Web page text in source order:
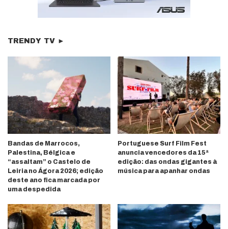
TRENDY TV ►
Bandas de Marrocos,
Palestina, Bélgica e
“assaltam” o Castelo de
Leiria no Ágora 2026; edição
deste ano fica marcada por
uma despedida
Portuguese Surf Film Fest
anuncia vencedores da 15ª
edição: das ondas gigantes à
música para apanhar ondas